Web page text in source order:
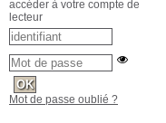
accéder à votre compte de
lecteur
Mot de passe oublié ?